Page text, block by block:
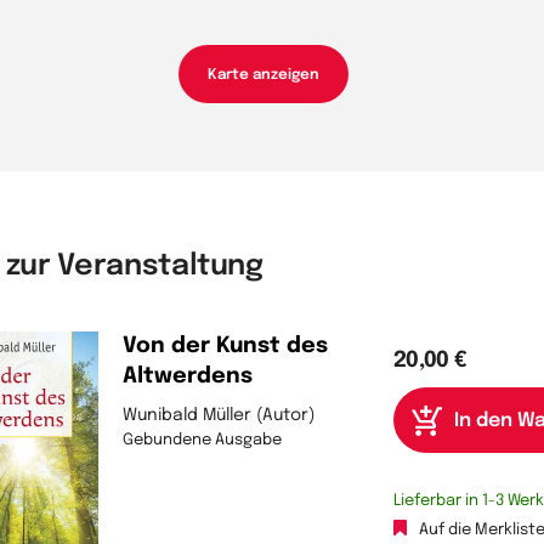
Karte anzeigen
zur Veranstaltung
Von der Kunst des
Altwerdens
Wunibald Müller (Autor)
Gebundene Ausgabe
20,00 €
Lieferbar in 1-3
Auf die Merkliste